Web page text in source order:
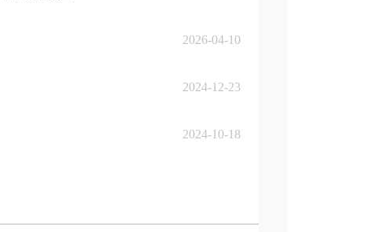
2026-04-10
2024-12-23
2024-10-18